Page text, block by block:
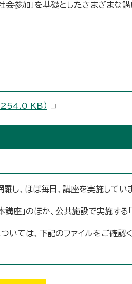
会参加」を基礎としたさまざまな
254.0 KB）
し、ほぼ毎日、講座を実施していま
座」のほか、公共施設で実施する
いては、下記のファイルをご確認く